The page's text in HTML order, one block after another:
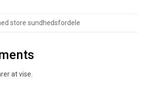
store sundhedsfordele
at vise.